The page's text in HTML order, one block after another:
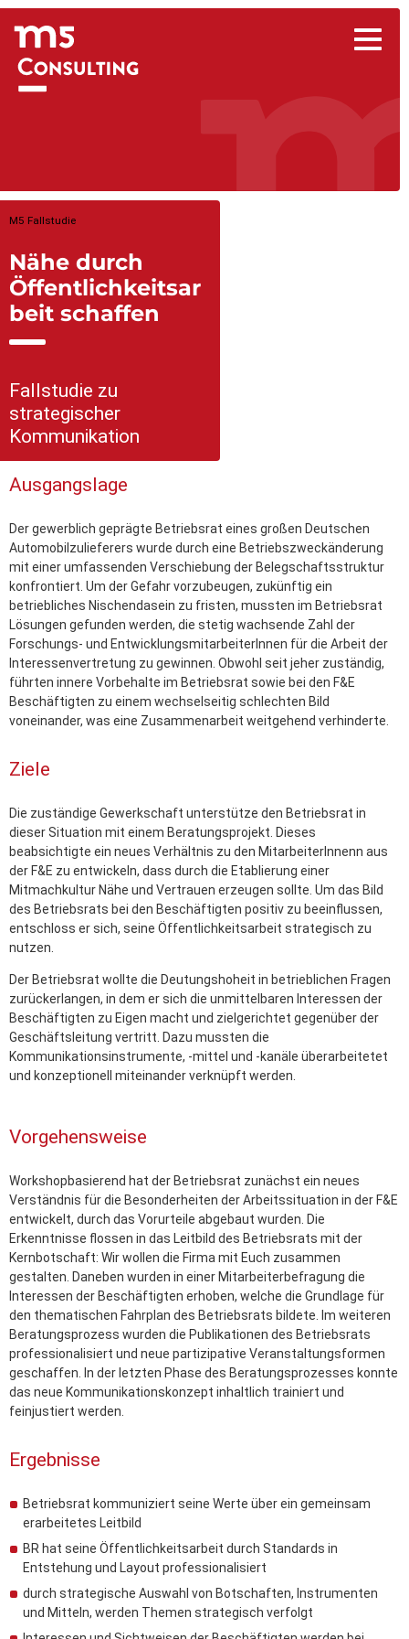
Nähe durch
Öffentlichkeitsar
beit schaffen
Fallstudie zu
strategischer
Kommunikation
Ausgangslage
Der gewerblich geprägte Betriebsrat eines großen Deutschen
Automobilzulieferers wurde durch eine Betriebszweckänderung
mit einer umfassenden Verschiebung der Belegschaftsstruktur
konfrontiert. Um der Gefahr vorzubeugen, zukünftig ein
betriebliches Nischendasein zu fristen, mussten im Betriebsrat
Lösungen gefunden werden, die stetig wachsende Zahl der
Forschungs- und EntwicklungsmitarbeiterInnen für die Arbeit der
Interessenvertretung zu gewinnen. Obwohl seit jeher zuständig,
führten innere Vorbehalte im Betriebsrat sowie bei den F&E
Beschäftigten zu einem wechselseitig schlechten Bild
voneinander, was eine Zusammenarbeit weitgehend verhinderte.
Ziele
Die zuständige Gewerkschaft unterstütze den Betriebsrat in
dieser Situation mit einem Beratungsprojekt. Dieses
beabsichtigte ein neues Verhältnis zu den MitarbeiterInnenn aus
der F&E zu entwickeln, dass durch die Etablierung einer
Mitmachkultur Nähe und Vertrauen erzeugen sollte. Um das Bild
des Betriebsrats bei den Beschäftigten positiv zu beeinflussen,
entschloss er sich, seine Öffentlichkeitsarbeit strategisch zu
nutzen.
Der Betriebsrat wollte die Deutungshoheit in betrieblichen Fragen
zurückerlangen, in dem er sich die unmittelbaren Interessen der
Beschäftigten zu Eigen macht und zielgerichtet gegenüber der
Geschäftsleitung vertritt. Dazu mussten die
Kommunikationsinstrumente, -mittel und -kanäle überarbeitetet
und konzeptionell miteinander verknüpft werden.
Vorgehensweise
Workshopbasierend hat der Betriebsrat zunächst ein neues
Verständnis für die Besonderheiten der Arbeitssituation in der F&E
entwickelt, durch das Vorurteile abgebaut wurden. Die
Erkenntnisse flossen in das Leitbild des Betriebsrats mit der
Kernbotschaft: Wir wollen die Firma mit Euch zusammen
gestalten. Daneben wurden in einer Mitarbeiterbefragung die
Interessen der Beschäftigten erhoben, welche die Grundlage für
den thematischen Fahrplan des Betriebsrats bildete. Im weiteren
Beratungsprozess wurden die Publikationen des Betriebsrats
professionalisiert und neue partizipative Veranstaltungsformen
geschaffen. In der letzten Phase des Beratungsprozesses konnte
das neue Kommunikationskonzept inhaltlich trainiert und
feinjustiert werden.
Ergebnisse
Betriebsrat kommuniziert seine Werte über ein gemeinsam
erarbeitetes Leitbild
BR hat seine Öffentlichkeitsarbeit durch Standards in
Entstehung und Layout professionalisiert
durch strategische Auswahl von Botschaften, Instrumenten
und Mitteln, werden Themen strategisch verfolgt